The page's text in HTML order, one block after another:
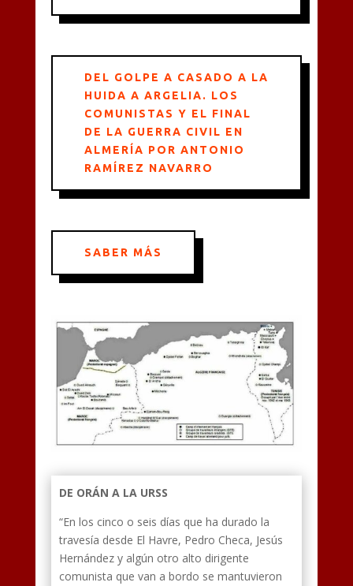
DEL GOLPE A CASADO A LA
HUIDA A ARGELIA. LOS
COMUNISTAS Y EL FINAL
DE LA GUERRA CIVIL EN
ALMERÍA POR ANTONIO
RAMÍREZ NAVARRO
SABER MÁS
DE ORÁN A LA URSS
“En los cinco o seis días que ha durado la
travesía desde El Havre, Pedro Checa, Jesús
Hernández y algún otro alto dirigente
comunista que van a bordo se mantuvieron